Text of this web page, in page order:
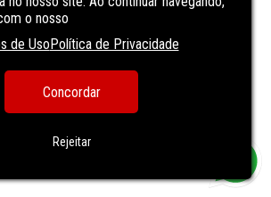
o nosso
de UsoPolítica de Privacidade
Concordar
Rejeitar